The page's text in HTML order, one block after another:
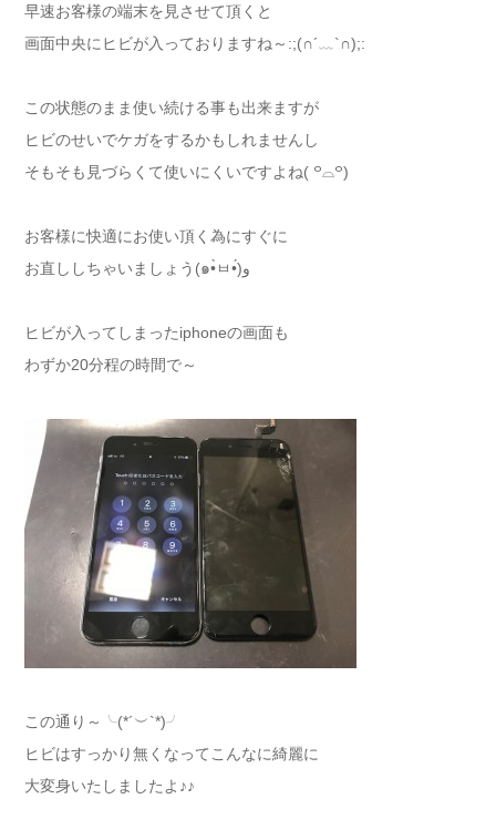
早速お客様の端末を見させて頂くと
画面中央にヒビが入っておりますね～:;(∩´﹏`∩);:
この状態のまま使い続ける事も出来ますが
ヒビのせいでケガをするかもしれませんし
そもそも見づらくて使いにくいですよね( ꒪⌓꒪)
お客様に快適にお使い頂く為にすぐに
お直ししちゃいましょう(๑•̀ㅂ•́)و
ヒビが入ってしまったiphoneの画面も
わずか20分程の時間で～
この通り～╰(*´︶`*)╯
ヒビはすっかり無くなってこんなに綺麗に
大変身いたしましたよ♪♪